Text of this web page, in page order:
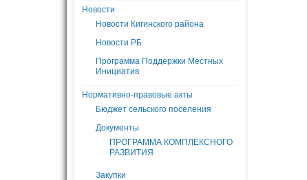
Новости
Новости Кигинского района
Новости РБ
Программа Поддержки Местных
Инициатив
Нормативно-правовые акты
Бюджет сельского поселения
Документы
ПРОГРАММА КОМПЛЕКСНОГО
РАЗВИТИЯ
Закупки